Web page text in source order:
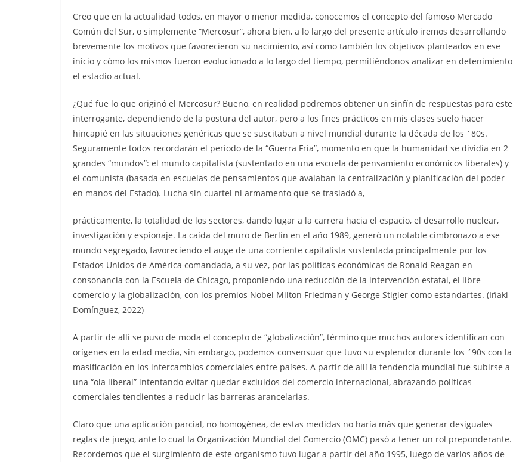
Creo que en la actualidad todos, en mayor o menor medida, conocemos el concepto del famoso Mercado
Común del Sur, o simplemente “Mercosur”, ahora bien, a lo largo del presente artículo iremos desarrollando
brevemente los motivos que favorecieron su nacimiento, así como también los objetivos planteados en ese
inicio y cómo los mismos fueron evolucionado a lo largo del tiempo, permitiéndonos analizar en detenimiento
el estadio actual.
¿Qué fue lo que originó el Mercosur? Bueno, en realidad podremos obtener un sinfín de respuestas para este
interrogante, dependiendo de la postura del autor, pero a los fines prácticos en mis clases suelo hacer
hincapié en las situaciones genéricas que se suscitaban a nivel mundial durante la década de los ´80s.
Seguramente todos recordarán el período de la “Guerra Fría”, momento en que la humanidad se dividía en 2
grandes “mundos”: el mundo capitalista (sustentado en una escuela de pensamiento económicos liberales) y
el comunista (basada en escuelas de pensamientos que avalaban la centralización y planificación del poder
en manos del Estado). Lucha sin cuartel ni armamento que se trasladó a,
prácticamente, la totalidad de los sectores, dando lugar a la carrera hacia el espacio, el desarrollo nuclear,
investigación y espionaje. La caída del muro de Berlín en el año 1989, generó un notable cimbronazo a ese
mundo segregado, favoreciendo el auge de una corriente capitalista sustentada principalmente por los
Estados Unidos de América comandada, a su vez, por las políticas económicas de Ronald Reagan en
consonancia con la Escuela de Chicago, proponiendo una reducción de la intervención estatal, el libre
comercio y la globalización, con los premios Nobel Milton Friedman y George Stigler como estandartes. (Iñaki
Domínguez, 2022)
A partir de allí se puso de moda el concepto de “globalización”, término que muchos autores identifican con
orígenes en la edad media, sin embargo, podemos consensuar que tuvo su esplendor durante los ´90s con la
masificación en los intercambios comerciales entre países. A partir de allí la tendencia mundial fue subirse a
una “ola liberal” intentando evitar quedar excluidos del comercio internacional, abrazando políticas
comerciales tendientes a reducir las barreras arancelarias.
Claro que una aplicación parcial, no homogénea, de estas medidas no haría más que generar desiguales
reglas de juego, ante lo cual la Organización Mundial del Comercio (OMC) pasó a tener un rol preponderante.
Recordemos que el surgimiento de este organismo tuvo lugar a partir del año 1995, luego de varios años de